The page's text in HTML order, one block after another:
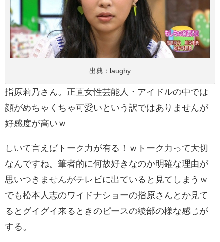
出典： laughy
指原莉乃さん。正直女性芸能人・アイドルの中では
顔がめちゃくちゃ可愛いという訳ではありませんが
好感度が高いｗ
しいて言えばトーク力が有る！ｗトーク力って大切
なんですね。筆者的に何故好きなのか明確な理由が
思いつきませんがテレビに出ていると見てしまうｗ
でも松本人志のワイドナショーの指原さんとか見て
るとグイグイ来るときのピースの綾部の様な感じが
する。